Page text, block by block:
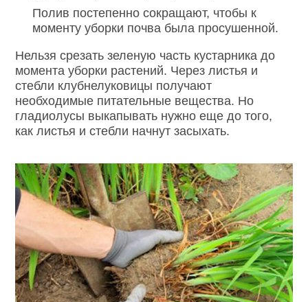
Полив постепенно сокращают, чтобы к
моменту уборки почва была просушенной.
Нельзя срезать зеленую часть кустарника до
момента уборки растений. Через листья и
стебли клубнелуковицы получают
необходимые питательные вещества. Но
гладиолусы выкапывать нужно еще до того,
как листья и стебли начнут засыхать.